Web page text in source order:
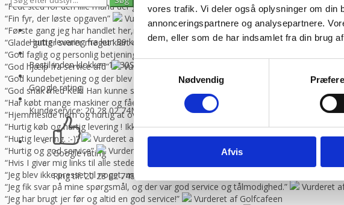
vores trafik. Vi deler også oplysninger om din
annonceringspartnere og analysepartnere.
dem, eller som de har indsamlet fra din brug
Samtykkevalg
Nødvendig
Afvis
Se gemte varer
Se indkøbskurv
Hurtig levering fra kun 89 kr.
Vi sender med GLS og Danske fragtmænd
Bestil inden klokken 13.30Så sender vi lagervarer samme dag
Google rating:
Kundeservice: 20 28 02 74Man-torsdag 08:30 – 16.00, fredag 08:30 – 13.30
Google rating
Ring tlf. 20 28 02 748-16.30 (fre 8-13.30)
“Fedt sted for den lille mand der gerne vil købe lidt af det de proff bruger søde og
“Fin fyr, der løste opgaven”
Vurderet af Marlu
“Første gang jeg har handlet her,men helt sikkert ikke sidste gang,Go service og en
“Glade gutter svarer meget klart og for gjort det arb, de lover med bravør”
“God faglig og personlig betjening.”
“God hjælp fra service afd”
Vurderet af Benny
“God kundebetjening og der blev svaret høfligt på mine spørgsmål.”
Vurderet af Kaj
“God snak med Keld Han kunne svare på hvad jeg havde spørgsmål til “
“Har købt mange maskiner og fået god hjælp når der har været problemer. Gode priser,
“Hjemmeside nem og hurtig at overskue samt hurtig betjening”
Vurderet af Kai Hou
“Hurtig køb og hurtig levering ! Ikke så meget pjat “
Vurderet af Helle
“Hurtig levering. :-)”
Vurderet af Birgitte Andersen
“Hurtig og god service”
Vurderet af Build consult Ivs
“Hvis I giver mig links til alle steder, hvor jeg kan rose jer til skyerne, så skal jeg med
“Jeg blev ikke presset til noget, men fik nogle seriøse svar på mine spørgsmål. Jeg
“Jeg fik svar på mine spørgsmål, og der var god service og tålmodighed.”
Vurderet
“Jeg har brugt jer før og altid en god service!”
Vurderet af Golfcafeen